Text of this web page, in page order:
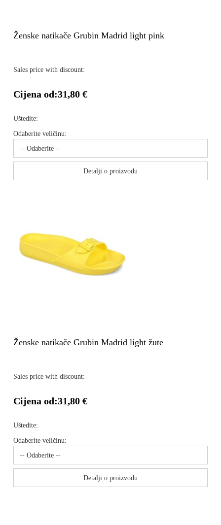
Ženske natikače Grubin Madrid light pink
Sales price with discount:
Cijena od:31,80 €
Uštedite:
Odaberite veličinu:
Detalji o proizvodu
Ženske natikače Grubin Madrid light žute
Sales price with discount:
Cijena od:31,80 €
Uštedite:
Odaberite veličinu:
Detalji o proizvodu